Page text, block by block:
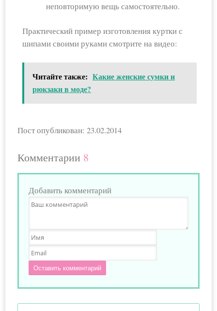
неповторимую вещь самостоятельно.
Практический пример изготовления куртки с
шипами своими руками смотрите на видео:
Читайте также: Какие женские сумки и
рюкзаки в моде?
Пост опубликован: 23.02.2014
Комментарии 8
Добавить комментарий
Оставить комментарий